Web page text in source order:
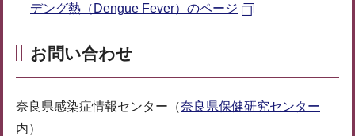
デング熱（Dengue Fever）のページ
お問い合わせ
奈良県感染症情報センター（奈良県保健研究センター
内）